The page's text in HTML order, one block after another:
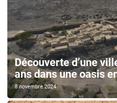
Découverte d’une
ans dans une oasis
8 novembre 2024